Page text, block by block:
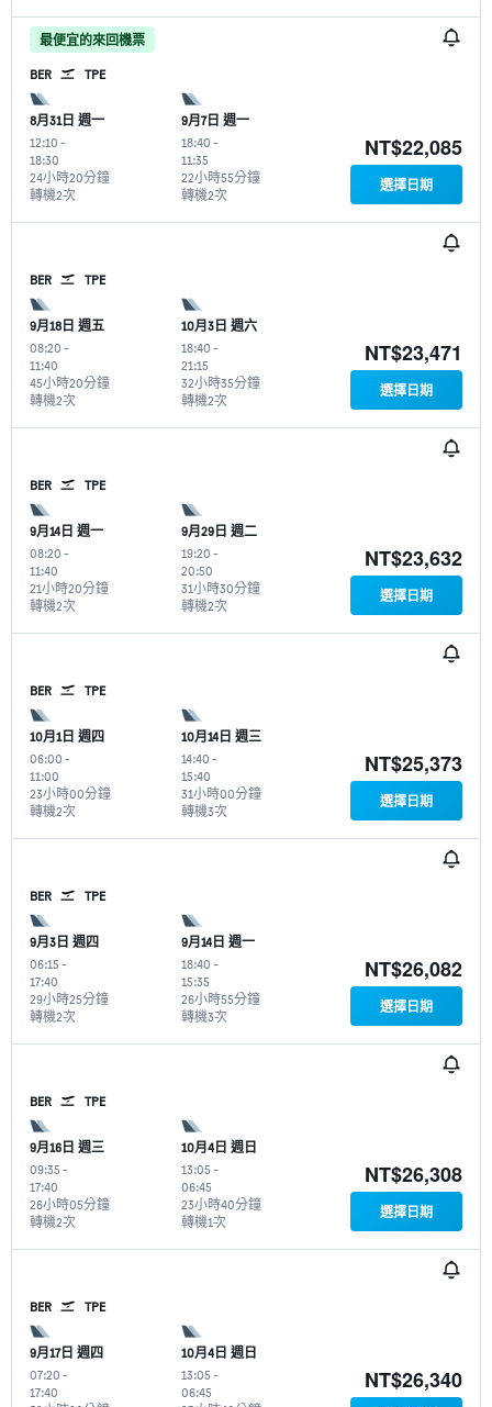
最便宜的來回機票
BER TPE
8月31日 週一
12:10 -
18:30
轉機2次
24小時20分鐘
9月7日 週一
18:40 -
11:35
轉機2次
22小時55分鐘
NT$22,085
選擇日期
BER TPE
9月18日 週五
08:20 -
11:40
轉機2次
45小時20分鐘
10月3日 週六
18:40 -
21:15
轉機2次
32小時35分鐘
NT$23,471
選擇日期
BER TPE
9月14日 週一
08:20 -
11:40
轉機2次
21小時20分鐘
9月29日 週二
19:20 -
20:50
轉機2次
31小時30分鐘
NT$23,632
選擇日期
BER TPE
10月1日 週四
06:00 -
11:00
轉機2次
23小時00分鐘
10月14日 週三
14:40 -
15:40
轉機3次
31小時00分鐘
NT$25,373
選擇日期
BER TPE
9月3日 週四
06:15 -
17:40
轉機2次
29小時25分鐘
9月14日 週一
18:40 -
15:35
轉機3次
26小時55分鐘
NT$26,082
選擇日期
BER TPE
9月16日 週三
09:35 -
17:40
轉機2次
26小時05分鐘
10月4日 週日
13:05 -
06:45
轉機1次
23小時40分鐘
NT$26,308
選擇日期
BER TPE
9月17日 週四
07:20 -
17:40
10月4日 週日
13:05 -
06:45
NT$26,340